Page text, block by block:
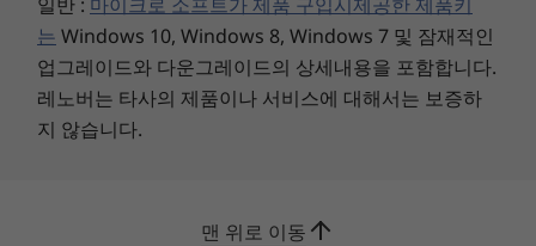
** WWAN 옵션의 사용 가능 여부는 지역에 따라 다르며 구매 시 구성해야 합니다. 네트워크
서비스 공급자가 필요합니다.
도킹
레노버 ThinkPad USB-C Dock Gen 2
는 Windows 10, Windows 8, Windows 7 및 잠재적인
업그레이드와 다운그레이드의 상세내용을 포함합니다.
레노버는 타사의 제품이나 서비스에 대해서는 보증하
지 않습니다.
맨 위로 이동